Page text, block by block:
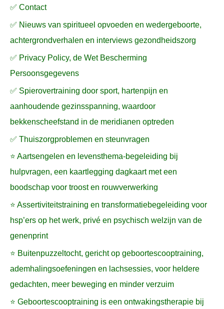
✅ Contact
✅ Nieuws van spiritueel opvoeden en wedergeboorte,
achtergrondverhalen en interviews gezondheidszorg
✅ Privacy Policy, de Wet Bescherming
Persoonsgegevens
✅ Spierovertraining door sport, hartenpijn en
aanhoudende gezinsspanning, waardoor
bekkenscheefstand in de meridianen optreden
✅ Thuiszorgproblemen en steunvragen
⭐ Aartsengelen en levensthema-begeleiding bij
hulpvragen, een kaartlegging dagkaart met een
boodschap voor troost en rouwverwerking
⭐ Assertiviteitstraining en transformatiebegeleiding voor
hsp’ers op het werk, privé en psychisch welzijn van de
genenprint
⭐ Buitenpuzzeltocht, gericht op geboortescooptraining,
ademhalingsoefeningen en lachsessies, voor heldere
gedachten, meer beweging en minder verzuim
⭐ Geboortescooptraining is een ontwakingstherapie bij